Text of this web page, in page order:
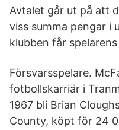
Avtalet går ut på att
viss summa pengar i
klubben får
Försvarsspelare.
fotbollskarriär i
1967 bli Brian
County, köpt för 24